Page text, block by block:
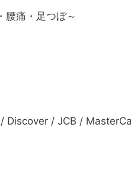
痛・足つぼ～
/ JCB /